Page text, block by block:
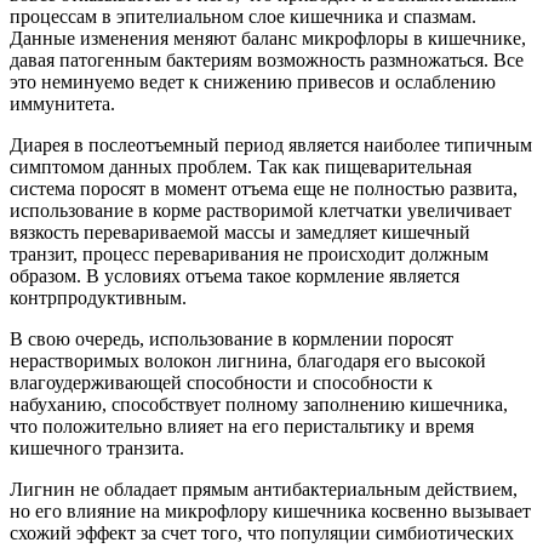
процессам в эпителиальном слое кишечника и спазмам.
Данные изменения меняют баланс микрофлоры в кишечнике,
давая патогенным бактериям возможность размножаться. Все
это неминуемо ведет к снижению привесов и ослаблению
иммунитета.
Диарея в послеотъемный период является наиболее типичным
симптомом данных проблем. Так как пищеварительная
система поросят в момент отъема еще не полностью развита,
использование в корме растворимой клетчатки увеличивает
вязкость перевариваемой массы и замедляет кишечный
транзит, процесс переваривания не происходит должным
образом. В условиях отъема такое кормление является
контрпродуктивным.
В свою очередь, использование в кормлении поросят
нерастворимых волокон лигнина, благодаря его высокой
влагоудерживающей способности и способности к
набуханию, способствует полному заполнению кишечника,
что положительно влияет на его перистальтику и время
кишечного транзита.
Лигнин не обладает прямым антибактериальным действием,
но его влияние на микрофлору кишечника косвенно вызывает
схожий эффект за счет того, что популяции симбиотических